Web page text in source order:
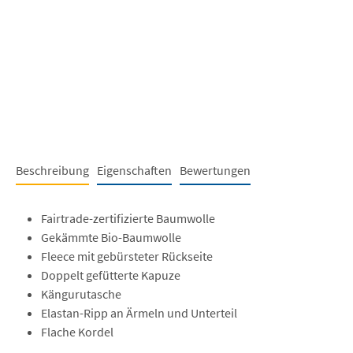
Beschreibung Eigenschaften Bewertungen
Fairtrade-zertifizierte Baumwolle
Gekämmte Bio-Baumwolle
Fleece mit gebürsteter Rückseite
Doppelt gefütterte Kapuze
Kängurutasche
Elastan-Ripp an Ärmeln und Unterteil
Flache Kordel